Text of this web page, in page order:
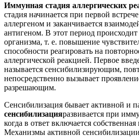
Иммунная стадия аллергических
стадия начинается при первой
аллергеном и заканчивается
антигеном. В этот период
организма, т. е. повышение
способности реагировать на
аллергической реакцией. Первое
называется сенсибилизирующим,
непосредственно вызывает
разрешающим.
Сенсибилизация бывает активной и
сенсибилизацияразвивается при
когда в ответ включается
Механизмы активной